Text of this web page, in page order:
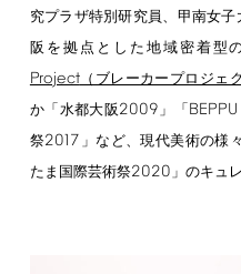
究プラザ特別研究員、甲南女子
阪を拠点とした地域密着型
Project（ブレーカープロジェ
か「水都大阪2009 」「 BEPPU
祭2017 」など、現代美術の様
たま国際芸術祭2020 」のキュ